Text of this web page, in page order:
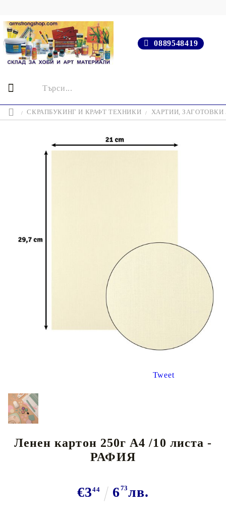
0889548419
СКРАПБУКИНГ И КРАФТ ТЕХНИКИ ХАРТИИ,
Tweet
Ленен картон 250г А4 /10 листа -
РАФИЯ
€344 673лв.